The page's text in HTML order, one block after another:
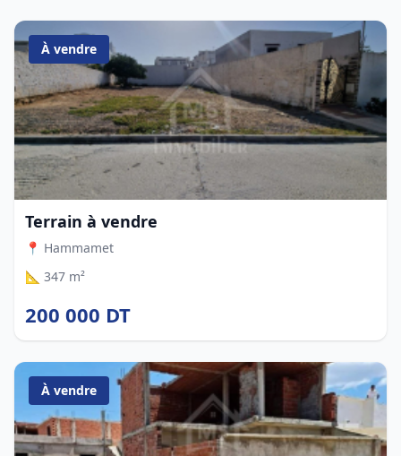
À vendre
Terrain à vendre
📍 Hammamet
📐 347 m²
200 000 DT
À vendre